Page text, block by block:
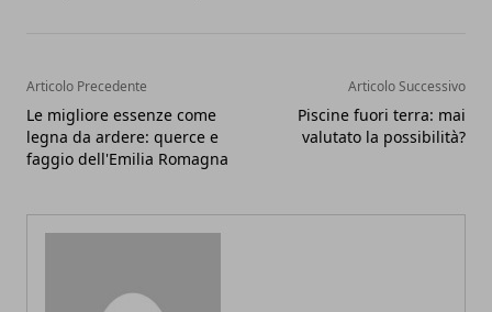
Articolo Precedente
Le migliore essenze come
legna da ardere: querce e
faggio dell'Emilia Romagna
Articolo Successivo
Piscine fuori terra: mai
valutato la possibilità?